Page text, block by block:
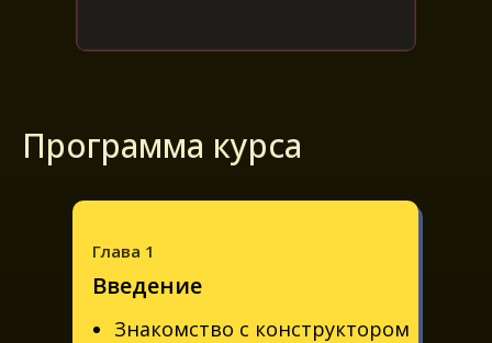
Программа курса
Введение
Знакомство с конструктором
Глава 1